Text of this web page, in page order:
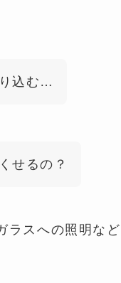
込む…
せるの？
スへの照明など